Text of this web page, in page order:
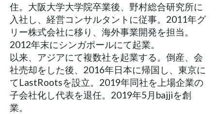
住。大阪大学大学院卒業後、野村総合研究所に
入社し、経営コンサルタントに従事。2011年グ
リー株式会社に移り、海外事業開発を担当。
2012年末にシンガポールにて起業。
以来、アジアにて複数社を起業する。倒産、会
社売却をした後、2016年日本に帰国し、東京に
てLastRootsを設立。2019年同社を上場企業の
子会社化し代表を退任。2019年5月bajjiを創
業。